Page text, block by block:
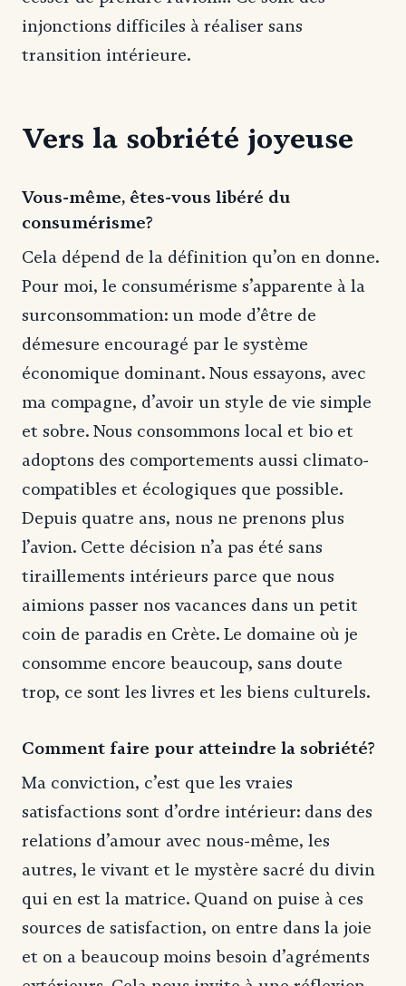
injonctions difficiles à réaliser sans
transition intérieure.
Vers la sobriété joyeuse
Vous-même, êtes-vous libéré du
consumérisme?
Cela dépend de la définition qu’on en donne.
Pour moi, le consumérisme s’apparente à la
surconsommation: un mode d’être de
démesure encouragé par le système
économique dominant. Nous essayons, avec
ma compagne, d’avoir un style de vie simple
et sobre. Nous consommons local et bio et
adoptons des comportements aussi climato-
compatibles et écologiques que possible.
Depuis quatre ans, nous ne prenons plus
l’avion. Cette décision n’a pas été sans
tiraillements intérieurs parce que nous
aimions passer nos vacances dans un petit
coin de paradis en Crète. Le domaine où je
consomme encore beaucoup, sans doute
trop, ce sont les livres et les biens culturels.
Comment faire pour atteindre la sobriété?
Ma conviction, c’est que les vraies
satisfactions sont d’ordre intérieur: dans des
relations d’amour avec nous-même, les
autres, le vivant et le mystère sacré du divin
qui en est la matrice. Quand on puise à ces
sources de satisfaction, on entre dans la joie
et on a beaucoup moins besoin d’agréments